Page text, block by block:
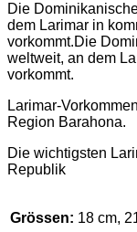
Die
dem Larimar in
vorkommt.Die
weltweit, an dem
vorkommt.
Larimar-
Region Barahona.
Die wichtigsten
Republik
Grössen: 18 cm,